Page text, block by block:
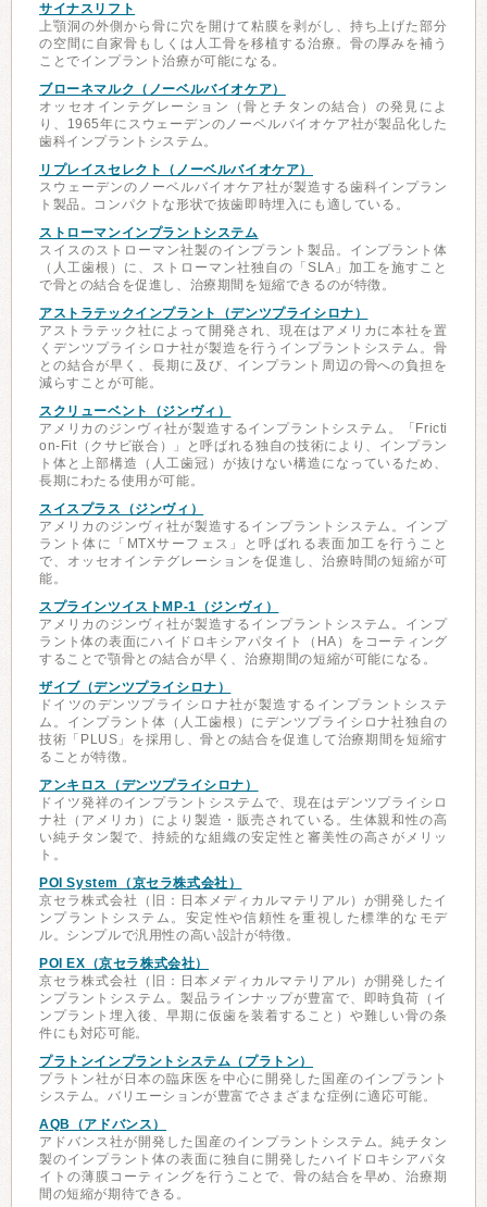
サイナスリフト
上顎洞の外側から骨に穴を開けて粘膜を剥がし、持ち上げた部分
の空間に自家骨もしくは人工骨を移植する治療。骨の厚みを補う
ことでインプラント治療が可能になる。
ブローネマルク（ノーベルバイオケア）
オッセオインテグレーション（骨とチタンの結合）の発見によ
り、1965年にスウェーデンのノーベルバイオケア社が製品化した
歯科インプラントシステム。
リプレイスセレクト（ノーベルバイオケア）
スウェーデンのノーベルバイオケア社が製造する歯科インプラン
ト製品。コンパクトな形状で抜歯即時埋入にも適している。
ストローマンインプラントシステム
スイスのストローマン社製のインプラント製品。インプラント体
（人工歯根）に、ストローマン社独自の「SLA」加工を施すこと
で骨との結合を促進し、治療期間を短縮できるのが特徴。
アストラテックインプラント（デンツプライシロナ）
アストラテック社によって開発され、現在はアメリカに本社を置
くデンツプライシロナ社が製造を行うインプラントシステム。骨
との結合が早く、長期に及び、インプラント周辺の骨への負担を
減らすことが可能。
スクリューベント（ジンヴィ）
アメリカのジンヴィ社が製造するインプラントシステム。「Fricti
on-Fit（クサビ嵌合）」と呼ばれる独自の技術により、インプラン
ト体と上部構造（人工歯冠）が抜けない構造になっているため、
長期にわたる使用が可能。
スイスプラス（ジンヴィ）
アメリカのジンヴィ社が製造するインプラントシステム。インプ
ラント体に「MTXサーフェス」と呼ばれる表面加工を行うこと
で、オッセオインテグレーションを促進し、治療時間の短縮が可
能。
スプラインツイストMP-1（ジンヴィ）
アメリカのジンヴィ社が製造するインプラントシステム。インプ
ラント体の表面にハイドロキシアパタイト（HA）をコーティング
することで顎骨との結合が早く、治療期間の短縮が可能になる。
ザイブ（デンツプライシロナ）
ドイツのデンツプライシロナ社が製造するインプラントシステ
ム。インプラント体（人工歯根）にデンツプライシロナ社独自の
技術「PLUS」を採用し、骨との結合を促進して治療期間を短縮す
ることが特徴。
アンキロス（デンツプライシロナ）
ドイツ発祥のインプラントシステムで、現在はデンツプライシロ
ナ社（アメリカ）により製造・販売されている。生体親和性の高
い純チタン製で、持続的な組織の安定性と審美性の高さがメリッ
ト。
POI System（京セラ株式会社）
京セラ株式会社（旧：日本メディカルマテリアル）が開発したイ
ンプラントシステム。安定性や信頼性を重視した標準的なモデ
ル。シンプルで汎用性の高い設計が特徴。
POI EX（京セラ株式会社）
京セラ株式会社（旧：日本メディカルマテリアル）が開発したイ
ンプラントシステム。製品ラインナップが豊富で、即時負荷（イ
ンプラント埋入後、早期に仮歯を装着すること）や難しい骨の条
件にも対応可能。
プラトンインプラントシステム（プラトン）
プラトン社が日本の臨床医を中心に開発した国産のインプラント
システム。バリエーションが豊富でさまざまな症例に適応可能。
AQB（アドバンス）
アドバンス社が開発した国産のインプラントシステム。純チタン
製のインプラント体の表面に独自に開発したハイドロキシアパタ
イトの薄膜コーティングを行うことで、骨の結合を早め、治療期
間の短縮が期待できる。